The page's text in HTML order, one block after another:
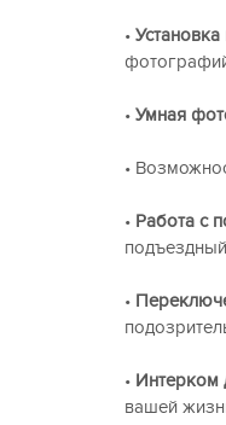
•
•Умная
•
• Работа с
•
• Интерком
вашей